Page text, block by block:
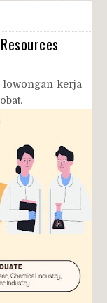
kerja